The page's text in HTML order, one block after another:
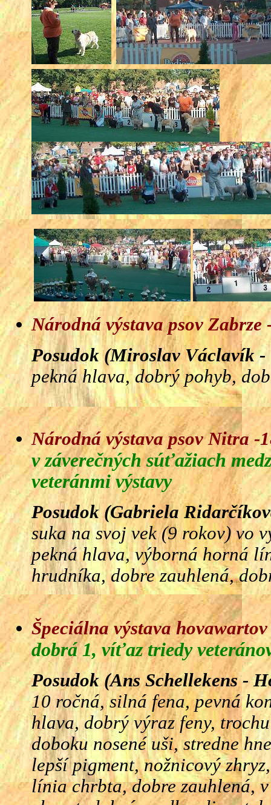
Národná výstava psov
Posudok (Miroslav Václavík -
pekná hlava, dobrý pohyb,
Národná výstava psov Nitra -
v záverečných súťažiach
veteránmi výstavy
Posudok (Gabriela
suka na svoj vek (9 rokov) vo
pekná hlava, výborná horná
hrudníka, dobre zauhlená,
Špeciálna výstava
dobrá 1, víťaz triedy
Posudok (Ans Schellekens -
10 ročná, silná fena, pevná
hlava, dobrý výraz feny,
doboku nosené uši, stredne
lepší pigment, nožnicový
línia chrbta, dobre zauhlená,